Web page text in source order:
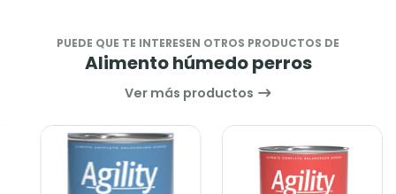
PUEDE QUE TE INTERESEN OTROS PRODUCTOS DE
Alimento húmedo perros
Ver más productos